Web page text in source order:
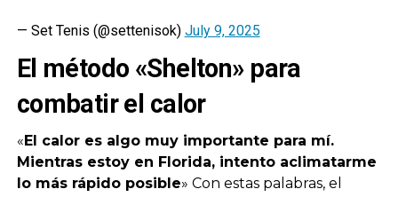
— Set Tenis (@settenisok) July 9, 2025
El método «Shelton» para
combatir el calor
«El calor es algo muy importante para mí.
Mientras estoy en Florida, intento aclimatarme
lo más rápido posible» Con estas palabras, el